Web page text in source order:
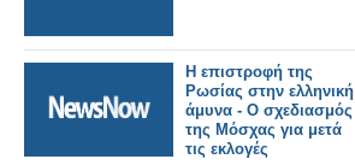
Η επιστροφή της
Ρωσίας στην ελληνική
άμυνα - Ο σχεδιασμός
της Μόσχας για μετά
τις εκλογές